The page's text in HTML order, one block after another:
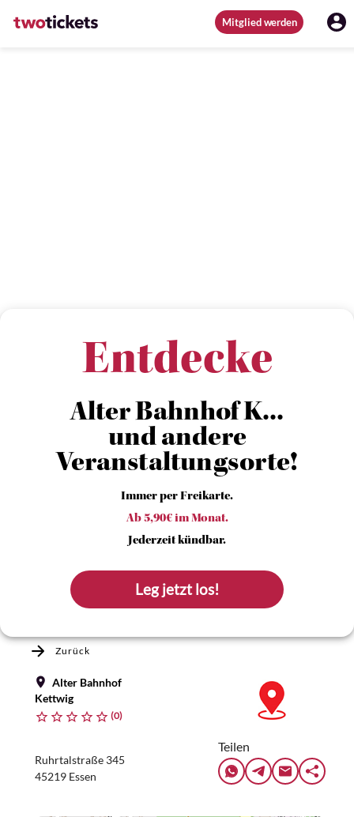
Mitglied werden
Entdecke
Alter Bahnhof K...
und andere
Veranstaltungsorte!
Immer per Freikarte.
Ab 5,90€ im Monat.
Jederzeit kündbar.
Leg jetzt los!
Zurück
Alter Bahnhof
Kettwig
(0)
Ruhrtalstraße 345
45219 Essen
Teilen